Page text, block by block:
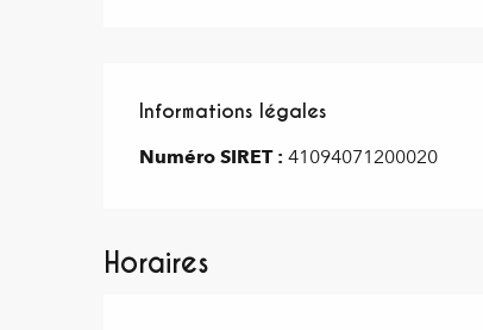
Informations légales
Informations légales
Numéro SIRET : 41094071200020
Horaires